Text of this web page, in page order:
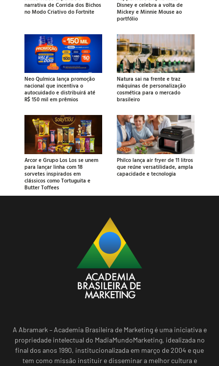
narrativa de Corrida dos Bichos
no Modo Criativo do Fortnite
Disney e celebra a volta de
Mickey e Minnie Mouse ao
portfólio
Neo Química lança promoção
nacional que incentiva o
autocuidado e distribuirá até
R$ 150 mil em prêmios
Natura sai na frente e traz
máquinas de personalização
cosmética para o mercado
brasileiro
Arcor e Grupo Los Los se unem
para lançar linha com 18
sorvetes inspirados em
clássicos como Tortuguita e
Butter Toffees
Philco lança air fryer de 11 litros
que reúne versatilidade, ampla
capacidade e tecnologia
A Abramark – Academia Brasileira de Marketing é uma iniciativa e
propriedade intelectual do MadiaMundoMarketing, idealizada no
final dos anos 1990, institucionalizada em março de 2004 e que
tem como missão instituir e disseminar a melhor cultura e